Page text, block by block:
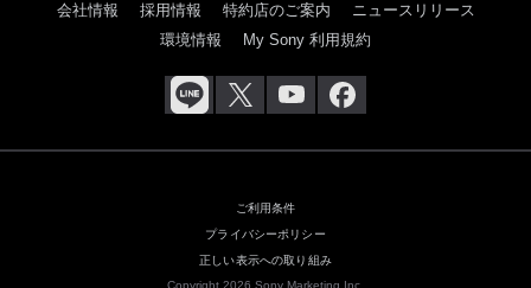
会社情報 採用情報 特約店のご案内
ニュースリリース
環境情報
My Sony 利用規約
ご利用条件
プライバシーポリシー
正しい表示への取り組み
Copyright 2026 Sony Marketing Inc.